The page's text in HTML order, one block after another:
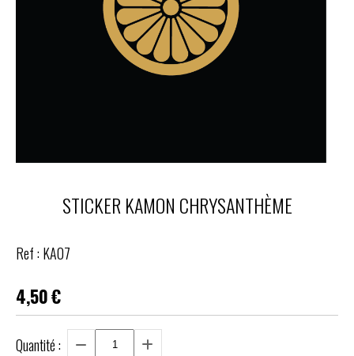
STICKER KAMON CHRYSANTHÈME
Ref : KA07
4,50€
Quantité :